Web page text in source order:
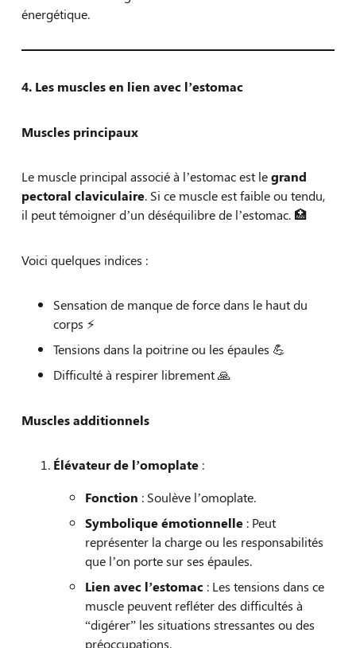
énergétique.
4. Les muscles en lien avec l’estomac
Muscles principaux
Le muscle principal associé à l’estomac est legrand
pectoral claviculaire. Si ce muscle est faible ou tendu,
il peut témoigner d’un déséquilibre de l’estomac. 🏥
Voici quelques indices :
Sensation de manque de force dans le haut du
corps ⚡
Tensions dans la poitrine ou les épaules 💪
Difficulté à respirer librement 🙏
Muscles additionnels
Élévateur de l’omoplate :
Fonction : Soulève l’omoplate.
Symbolique émotionnelle : Peut
représenter la charge ou les responsabilités
que l’on porte sur ses épaules.
Lien avec l’estomac : Les tensions dans ce
muscle peuvent refléter des difficultés à
“digérer” les situations stressantes ou des
préoccupations.